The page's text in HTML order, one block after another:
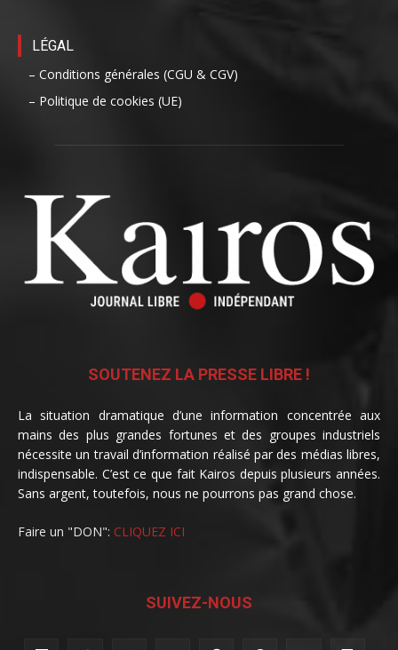
LÉGAL
– Conditions générales (CGU & CGV)
– Politique de cookies (UE)
SOUTENEZ LA PRESSE LIBRE !
La situation dramatique d’une information concentrée aux
mains des plus grandes fortunes et des groupes industriels
nécessite un travail d’information réalisé par des médias libres,
indispensable. C’est ce que fait Kairos depuis plusieurs années.
Sans argent, toutefois, nous ne pourrons pas grand chose.
Faire un "DON": CLIQUEZ ICI
SUIVEZ-NOUS